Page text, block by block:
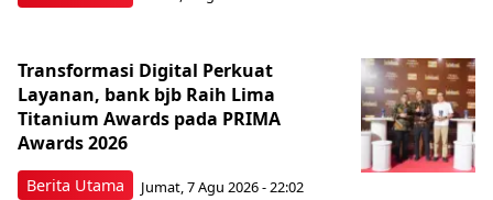
Berita Utama
Transformasi Digital Perkuat
Layanan, bank bjb Raih Lima
Titanium Awards pada PRIMA
Awards 2026
Jumat, 7 Agu 2026 - 22:02